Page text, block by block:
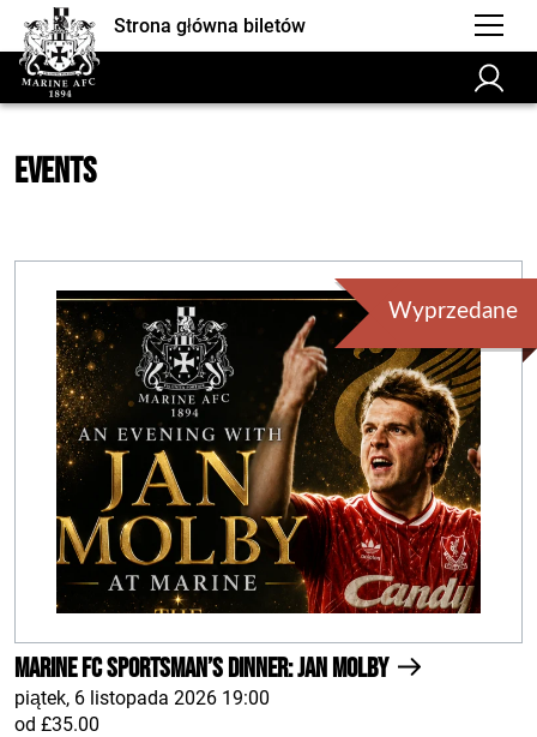
Strona główna biletów
Events
Wyprzedane
Marine FC Sportsman’s Dinner: Jan Molby
piątek, 6 listopada 2026 19:00
od £35.00